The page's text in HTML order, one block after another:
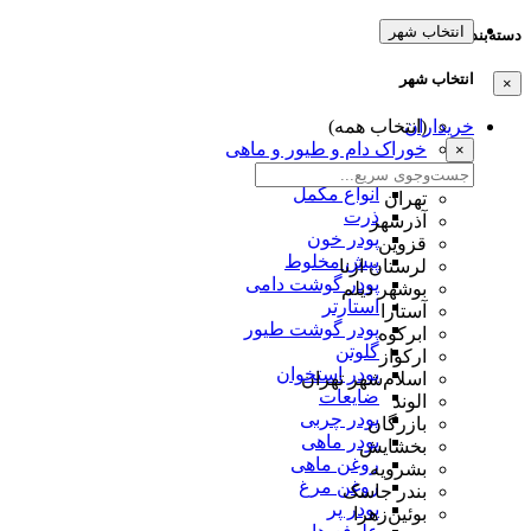
دسته‌بندی‌ها
×
خریداران
خوراک دام و طیور و ماهی
انواع کنجاله
انواع مکمل
ذرت
پودر خون
پیش مخلوط
پودر گوشت دامی
استارتر
پودر گوشت طیور
گلوتن
پودر استخوان
ضایعات
پودر چربی
پودر ماهی
روغن ماهی
روغن مرغ
پودر پر
انتخاب شهر
انتخاب شهر
(انتخاب همه)
×
تهران
آذرشهر
قزوین
لرستان ازنا
بوشهر دیلم
آستارا
ابرکوه
ارکواز
اسلام‌شهر تهران
الوند
بازرگان
بخشایش
بشرویه
بندر جاسک
بوئین‌زهرا